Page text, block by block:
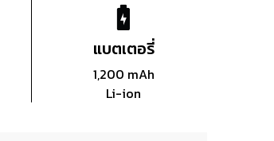
แบตเตอรี่
1,200 mAh
Li-ion